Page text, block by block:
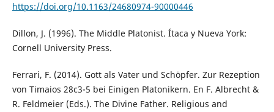
https://doi.org/10.1163/24680974-90000446
Dillon, J. (1996). The Middle Platonist. Ítaca y Nueva York:
Cornell University Press.
Ferrari, F. (2014). Gott als Vater und Schöpfer. Zur Rezeption
von Timaios 28c3-5 bei Einigen Platonikern. En F. Albrecht &
R. Feldmeier (Eds.). The Divine Father. Religious and